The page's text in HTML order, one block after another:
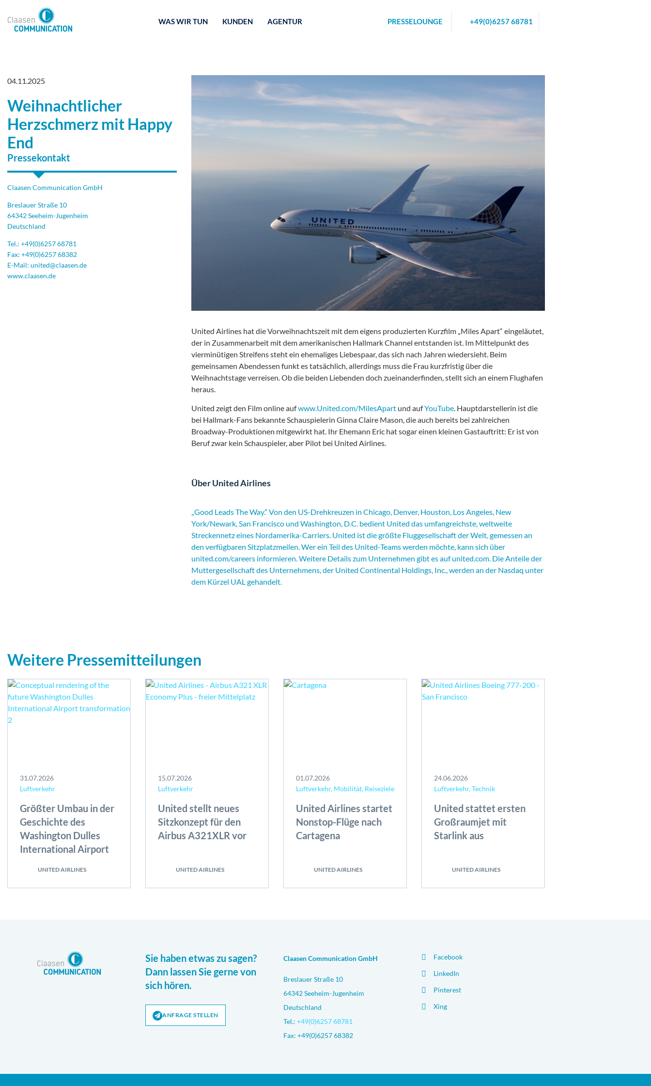
WAS WIR TUN KUNDEN AGENTUR PRESSELOUNGE +49(0)6257 68781
04.11.2025
Weihnachtlicher
Herzschmerz mit Happy
End
Pressekontakt
Claasen Communication GmbH
Breslauer Straße 10
64342 Seeheim-Jugenheim
Deutschland
Tel.: +49(0)6257 68781
Fax: +49(0)6257 68382
E-Mail: united@claasen.de
www.claasen.de
United Airlines hat die Vorweihnachtszeit mit dem eigens produzierten Kurzfilm „Miles Apart“ eingeläutet,
der in Zusammenarbeit mit dem amerikanischen Hallmark Channel entstanden ist. Im Mittelpunkt des
vierminütigen Streifens steht ein ehemaliges Liebespaar, das sich nach Jahren wiedersieht. Beim
gemeinsamen Abendessen funkt es tatsächlich, allerdings muss die Frau kurzfristig über die
Weihnachtstage verreisen. Ob die beiden Liebenden doch zueinanderfinden, stellt sich an einem Flughafen
heraus.
United zeigt den Film online aufwww.United.com/MilesApartund aufYouTube. Hauptdarstellerin ist die
bei Hallmark-Fans bekannte Schauspielerin Ginna Claire Mason, die auch bereits bei zahlreichen
Broadway-Produktionen mitgewirkt hat. Ihr Ehemann Eric hat sogar einen kleinen Gastauftritt: Er ist von
Beruf zwar kein Schauspieler, aber Pilot bei United Airlines.
Über United Airlines
Good Leads The Way.” Von den US-Drehkreuzen in Chicago, Denver, Houston, Los Angeles, New
York/Newark, San Francisco und Washington, D.C. bedient United das umfangreichste, weltweite
Streckennetz eines Nordamerika-Carriers. United ist die größte Fluggesellschaft der Welt, gemessen an
den verfügbaren Sitzplatzmeilen. Wer ein Teil des United-Teams werden möchte, kann sich über
united.com/careersinformieren. Weitere Details zum Unternehmen gibt es aufunited.com. Die Anteile der
Muttergesellschaft des Unternehmens, der United Continental Holdings, Inc., werden an der Nasdaq unter
dem Kürzel UAL gehandelt.
Weitere Pressemitteilungen
31.07.2026
Luftverkehr
Größter Umbau in der
Geschichte des
Washington Dulles
International Airport
UNITED AIRLINES
15.07.2026
Luftverkehr
United stellt neues
Sitzkonzept für den
Airbus A321XLR vor
UNITED AIRLINES
01.07.2026
Luftverkehr, Mobilität, Reiseziele
United Airlines startet
Nonstop-Flüge nach
Cartagena
UNITED AIRLINES
24.06.2026
Luftverkehr, Technik
United stattet ersten
Großraumjet mit
Starlink aus
UNITED AIRLINES
Sie haben etwas zu sagen?
Dann lassen Sie gerne von
sich hören.
ANFRAGE STELLEN
Claasen Communication GmbH
Breslauer Straße 10
64342 Seeheim-Jugenheim
Deutschland
Tel.: +49(0)6257 68781
Fax: +49(0)6257 68382
Facebook
LinkedIn
Pinterest
Xing